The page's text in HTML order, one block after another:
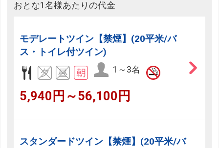
おとな1名様あたりの代金
モデレートツイン【禁煙】(20平米/バ
ス・トイレ付ツイン)
1～3名
5,940円～56,100円
スタンダードツイン【禁煙】(20平米/バ